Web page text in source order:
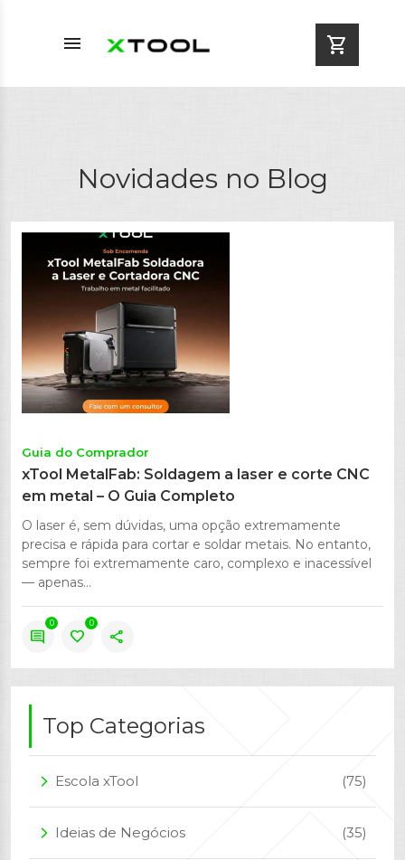
menu shopping_cart
Novidades no Blog
Guia do Comprador
xTool MetalFab: Soldagem a laser e corte CNC
em metal – O Guia Completo
O laser é, sem dúvidas, uma opção extremamente
precisa e rápida para cortar e soldar metais. No entanto,
sempre foi extremamente caro, complexo e inacessível
— apenas...
comment
0
favorite
0
share
Top Categorias
arrow_forward_ios Escola xTool (75)
arrow_forward_ios Ideias de Negócios (35)